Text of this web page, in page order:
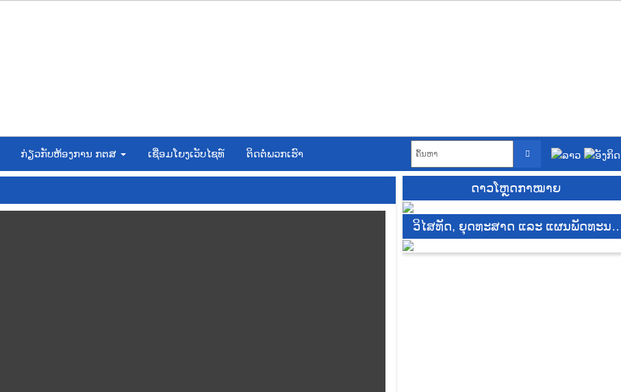
ກ່ຽວກັບຫ້ອງການ ກຕສ ເຊື່ອມໂຍງເວັບໄຊທ໌ ຕິດຕໍ່ພວກເຮົາ
ດາວໂຫຼດກາໝາຍ
ວິໄສທັດ, ຍຸດທະສາດ ແລະ ແຜນພັດທະນາ